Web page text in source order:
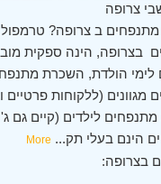
צרופה
ב צרופה?
בצרופה, הינה ספקית
הולדת, השכרת
מגוונים (ללקוחות פרטיים
לילדים (קיים גם
הינם בעלי תק...
More
בצרופה: